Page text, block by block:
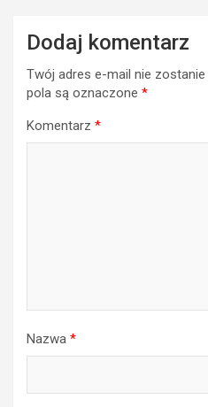
Dodaj komentarz
Twój adres e-mail nie zostanie
pola są oznaczone *
Komentarz *
Nazwa *